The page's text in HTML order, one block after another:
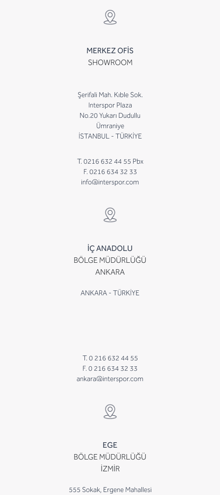
MERKEZ OFİS
SHOWROOM
Şerifali Mah. Kıble Sok.
Interspor Plaza
No.20 Yukarı Dudullu
Ümraniye
İSTANBUL - TÜRKİYE
T. 0216 632 44 55 Pbx
F. 0216 634 32 33
info@interspor.com
İÇ ANADOLU
BÖLGE MÜDÜRLÜĞÜ
ANKARA
ANKARA - TÜRKİYE
T. 0 216 632 44 55
F. 0 216 634 32 33
ankara@interspor.com
EGE
BÖLGE MÜDÜRLÜĞÜ
İZMİR
555 Sokak, Ergene Mahallesi